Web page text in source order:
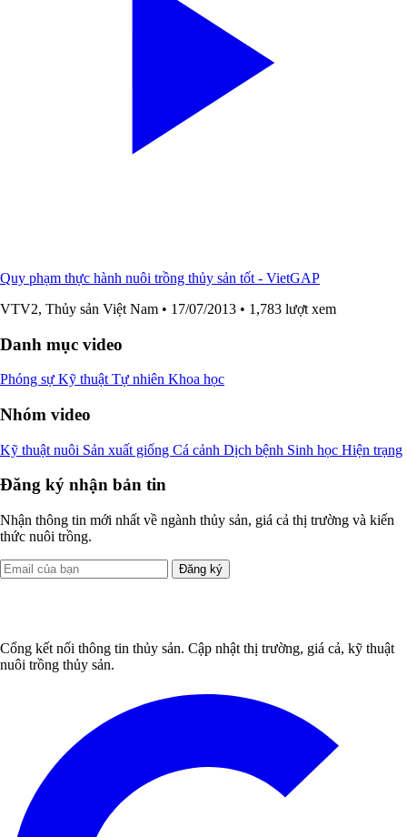
Quy phạm thực hành nuôi trồng thủy sản tốt - VietGAP
VTV2, Thủy sản Việt Nam • 17/07/2013 • 1,783 lượt xem
Danh mục video
Phóng sự Kỹ thuật Tự nhiên Khoa học
Nhóm video
Kỹ thuật nuôi Sản xuất giống Cá cảnh Dịch bệnh Sinh học Hiện trạng
Đăng ký nhận bản tin
Nhận thông tin mới nhất về ngành thủy sản, giá cả thị trường và kiến
thức nuôi trồng.
Đăng ký
Cổng kết nối thông tin thủy sản. Cập nhật thị trường, giá cả, kỹ thuật
nuôi trồng thủy sản.